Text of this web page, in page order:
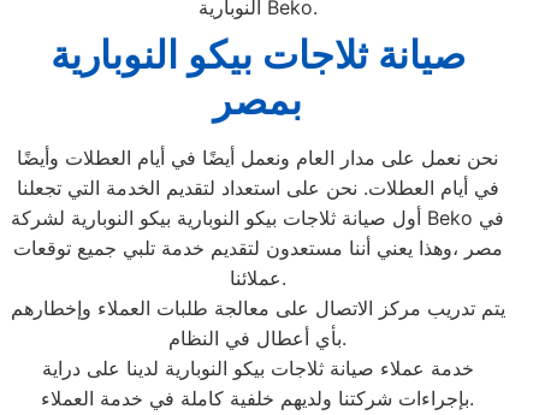
النوبارية Beko.
صيانة ثلاجات بيكو النوبارية
بمصر
نحن نعمل على مدار العام ونعمل أيضًا في أيام العطلات وأيضًا
في أيام العطلات. نحن على استعداد لتقديم الخدمة التي تجعلنا
أول صيانة ثلاجات بيكو النوبارية بيكو النوبارية لشركة Beko في
مصر ،وهذا يعني أننا مستعدون لتقديم خدمة تلبي جميع توقعات
عملائنا.
يتم تدريب مركز الاتصال على معالجة طلبات العملاء وإخطارهم
بأي أعطال في النظام.
خدمة عملاء صيانة ثلاجات بيكو النوبارية لدينا على دراية
بإجراءات شركتنا ولديهم خلفية كاملة في خدمة العملاء.